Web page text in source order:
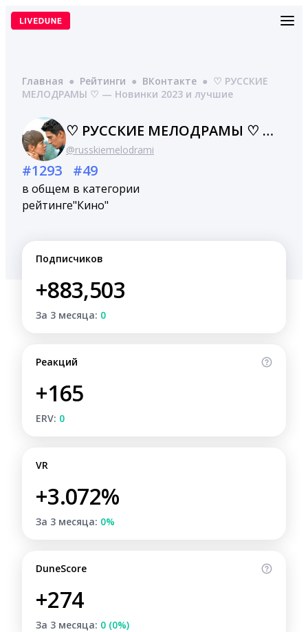
Перейти
Главная ● Рейтинги ● ВКонтакте ● ♡ РУССКИЕ
МЕЛОДРАМЫ ♡ — Новинки 2023 и лучшие
♡ РУССКИЕ МЕЛОДРАМЫ ♡ — Новинки 2023 и лучшие
@russkiemelodrami
#1293
в общем
рейтинге
#49
в категории
"Кино"
Подписчиков
+883,503
За 3 месяца: 0
Реакций
+165
ERV: 0
VR
+3.072%
За 3 месяца: 0%
DuneScore
+274
За 3 месяца: 0 (0%)